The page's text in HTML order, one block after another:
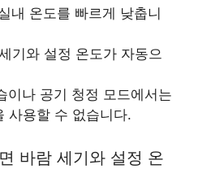
내 온도를 빠르게 낮춥니
기와 설정 온도가 자동으
이나 공기 청정 모드에서는
사용할 수 없습니다.
바람 세기와 설정 온